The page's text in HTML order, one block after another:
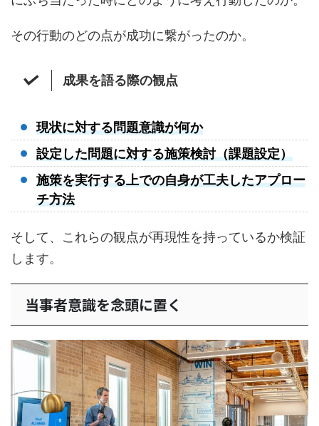
その行動のどの点が成功に繋がったのか。
成果を語る際の観点
現状に対する問題意識が何か
設定した問題に対する施策検討（課題設定）
施策を実行する上での自身が工夫したアプロー
チ方法
そして、これらの観点が再現性を持っているか検証
します。
当事者意識を念頭に置く